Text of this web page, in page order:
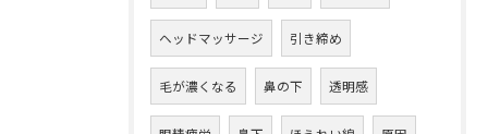
ヘッドマッサージ 引き締め
毛が濃くなる 鼻の下 透明感